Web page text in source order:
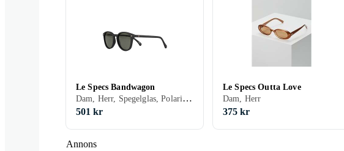
Annons
Le Specs Bandwagon
Dam, Herr, Spegelglas, Polariserade, Flytbar
501 kr
Le Specs Outta Love
Dam, Herr
375 kr